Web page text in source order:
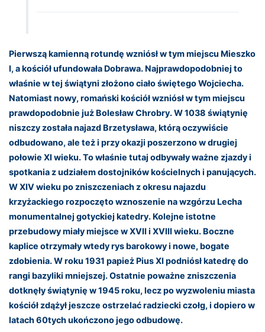
Pierwszą kamienną rotundę wzniósł w tym miejscu Mieszko
I, a kościół ufundowała Dobrawa. Najprawdopodobniej to
właśnie w tej świątyni złożono ciało świętego Wojciecha.
Natomiast nowy, romański kościół wzniósł w tym miejscu
prawdopodobnie już Bolesław Chrobry. W 1038 świątynię
niszczy została najazd Brzetysława, którą oczywiście
odbudowano, ale też i przy okazji poszerzono w drugiej
połowie XI wieku. To właśnie tutaj odbywały ważne zjazdy i
spotkania z udziałem dostojników kościelnych i panujących.
W XIV wieku po zniszczeniach z okresu najazdu
krzyżackiego rozpoczęto wznoszenie na wzgórzu Lecha
monumentalnej gotyckiej katedry. Kolejne istotne
przebudowy miały miejsce w XVII i XVIII wieku. Boczne
kaplice otrzymały wtedy rys barokowy i nowe, bogate
zdobienia. W roku 1931 papież Pius XI podniósł katedrę do
rangi bazyliki mniejszej. Ostatnie poważne zniszczenia
dotknęły świątynię w 1945 roku, lecz po wyzwoleniu miasta
kościół zdążył jeszcze ostrzelać radziecki czołg, i dopiero w
latach 60tych ukończono jego odbudowę.